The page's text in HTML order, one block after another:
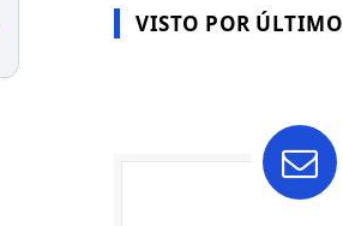
VISTO POR ÚLTIMO